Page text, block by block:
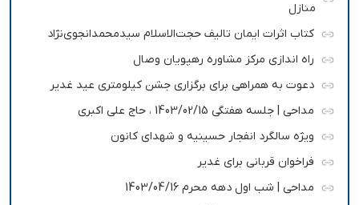
منازل
کتاب اثرات ایمان تالیف حجت‌الاسلام سیدمحمدانجوی‌نژاد
راه اندازی مرکز مشاوره رهپویان وصال
دعوت به همراهی برای برگزاری جشن کیلومتری عید غدیر
مداحی | جلسه هفتگی 1403/02/15 ، حاج علی اکبری
ویژه سالگرد انفجار حسینیه و شهدای کانون
فراخوان قربانی برای غدیر
مداحی | شب اول دهه محرم 1403/04/16